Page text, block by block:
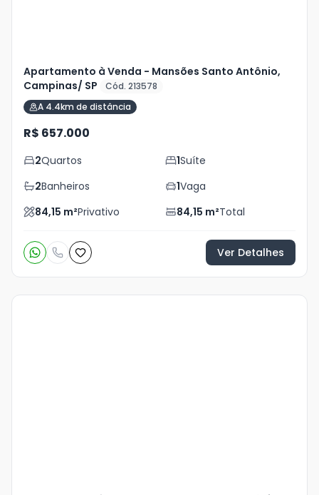
Apartamento à Venda - Mansões Santo Antônio,
Campinas/ SP
Cód. 213578
A 4.4km de distância
R$ 657.000
2Quartos 1Suíte
2Banheiros 1Vaga
84,15 m²Privativo 84,15 m²Total
Ver Detalhes